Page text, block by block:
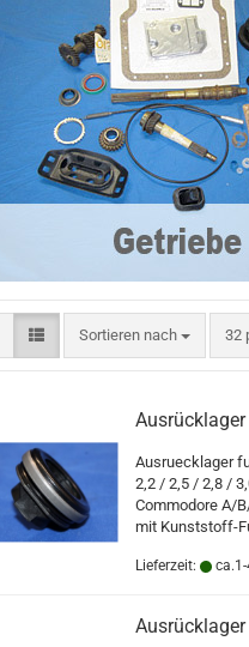
Sortieren nach
Sortieren nach 32
Ausrücklager
Ausruecklager
2,2 / 2,5 / 2,8 /
Commodore A/
mit Kunststoff-
Lieferzeit:
Ausrücklager